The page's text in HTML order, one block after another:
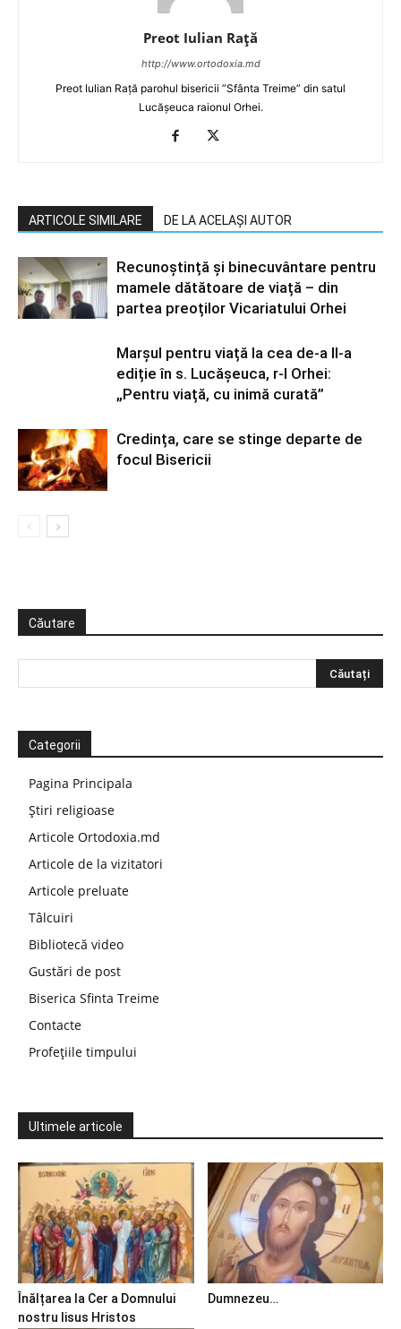
Preot Iulian Raţă
http://www.ortodoxia.md
Preot Iulian Rață parohul bisericii ”Sfânta Treime” din satul
Lucășeuca raionul Orhei.
ARTICOLE SIMILARE DE LA ACELAȘI AUTOR
Recunoștință și binecuvântare pentru
mamele dătătoare de viață – din
partea preoților Vicariatului Orhei
Marșul pentru viață la cea de-a II-a
ediție în s. Lucășeuca, r-l Orhei:
„Pentru viață, cu inimă curată”
Credința, care se stinge departe de
focul Bisericii
Căutare
Categorii
Pagina Principala
Știri religioase
Articole Ortodoxia.md
Articole de la vizitatori
Articole preluate
Tâlcuiri
Bibliotecă video
Gustări de post
Biserica Sfinta Treime
Contacte
Profețiile timpului
Ultimele articole
Înălțarea la Cer a Domnului
nostru Iisus Hristos
Dumnezeu…